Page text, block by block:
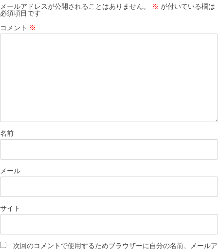
メールアドレスが公開されることはありません。 ※ が付いている欄は
必須項目です
コメント ※
名前
メール
サイト
次回のコメントで使用するためブラウザーに自分の名前、メールア